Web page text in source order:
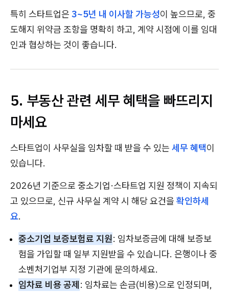
특히 스타트업은 3~5년 내 이사할 가능성이 높으므로, 중
도해지 위약금 조항을 명확히 하고, 계약 시점에 이를 임대
인과 협상하는 것이 좋습니다.
5. 부동산 관련 세무 혜택을 빠뜨리지
마세요
스타트업이 사무실을 임차할 때 받을 수 있는 세무 혜택이
있습니다.
2026년 기준으로 중소기업·스타트업 지원 정책이 지속되
고 있으므로, 신규 사무실 계약 시 해당 요건을 확인하세
요.
중소기업 보증보험료 지원: 임차보증금에 대해 보증보
험을 가입할 때 일부 지원받을 수 있습니다. 은행이나 중
소벤처기업부 지정 기관에 문의하세요.
임차료 비용 공제: 임차료는 손금(비용)으로 인정되며,